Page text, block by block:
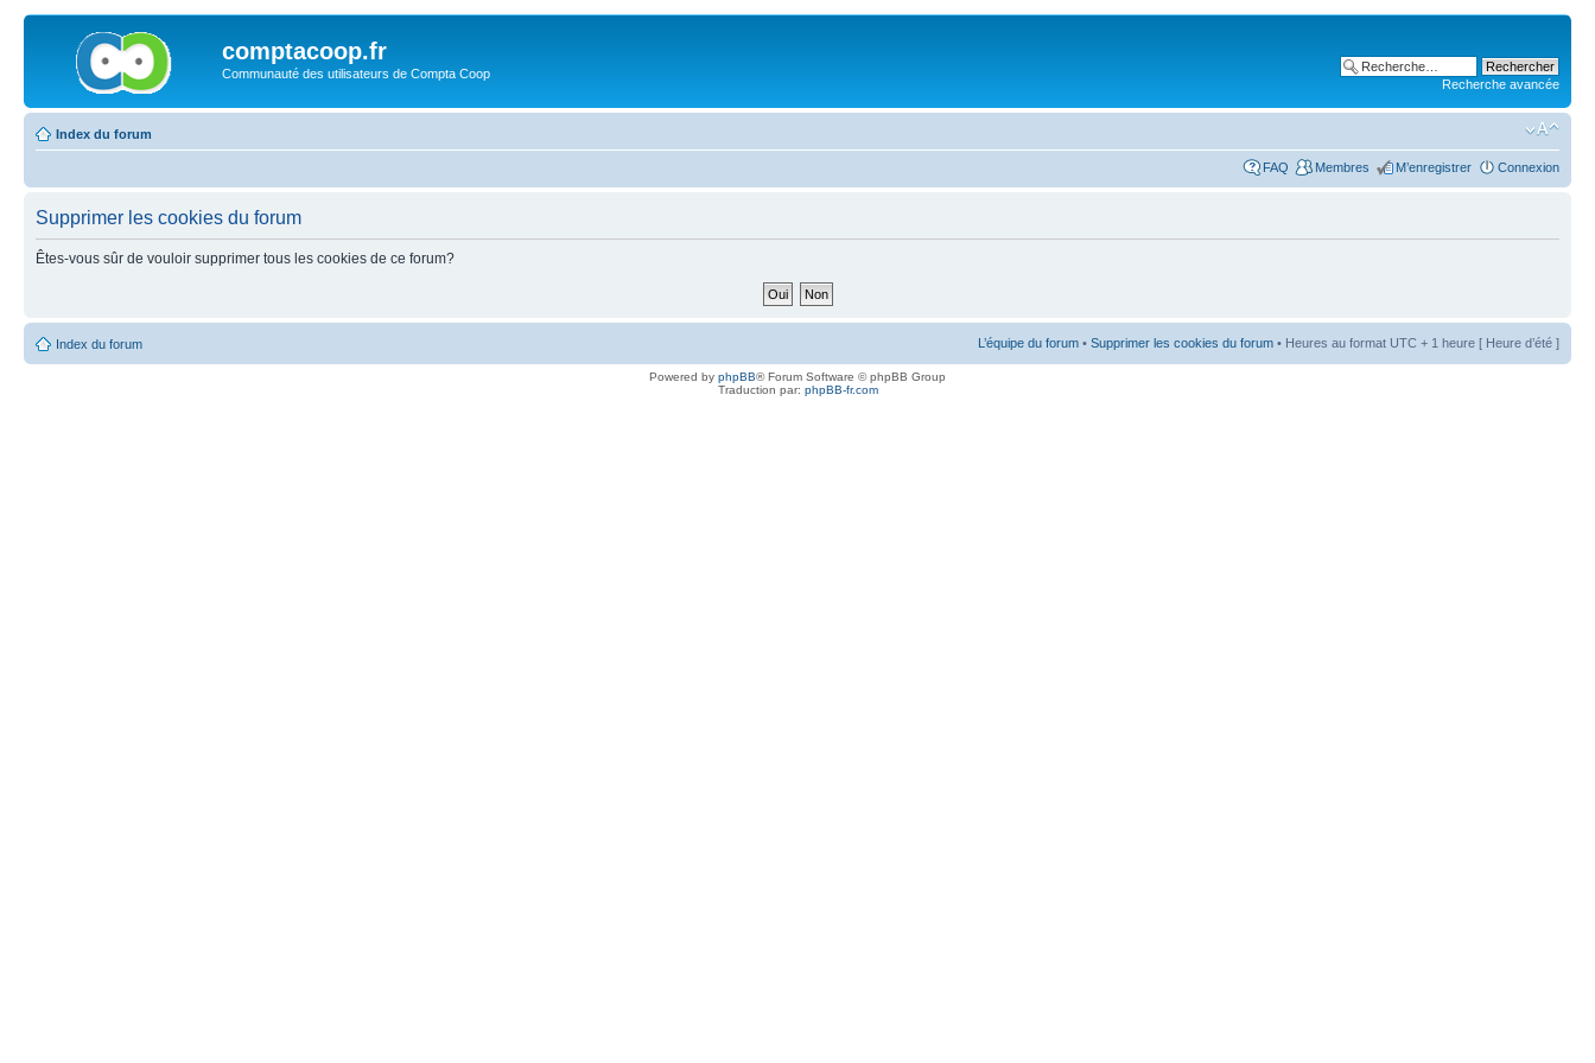
comptacoop.fr
Communauté des utilisateurs de Compta Coop
Recherche avancée
Index du forum
FAQ Membres M’enregistrer Connexion
Supprimer les cookies du forum
Êtes-vous sûr de vouloir supprimer tous les cookies de ce forum?
Index du forum L’équipe du forum • Supprimer les cookies du forum • Heures au format UTC + 1 heure [ Heure d’été ]
Powered by phpBB® Forum Software © phpBB Group
Traduction par: phpBB-fr.com